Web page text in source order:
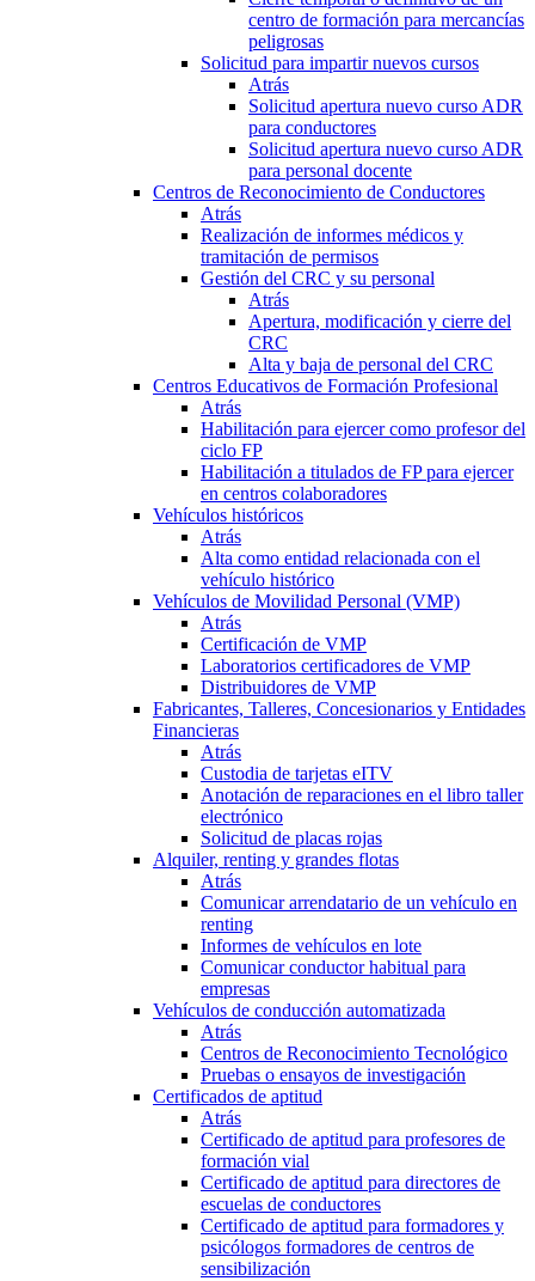
centro de formación para mercancías
peligrosas
Solicitud para impartir nuevos cursos
Atrás
Solicitud apertura nuevo curso ADR
para conductores
Solicitud apertura nuevo curso ADR
para personal docente
Centros de Reconocimiento de Conductores
Atrás
Realización de informes médicos y
tramitación de permisos
Gestión del CRC y su personal
Atrás
Apertura, modificación y cierre del
CRC
Alta y baja de personal del CRC
Centros Educativos de Formación Profesional
Atrás
Habilitación para ejercer como profesor del
ciclo FP
Habilitación a titulados de FP para ejercer
en centros colaboradores
Vehículos históricos
Atrás
Alta como entidad relacionada con el
vehículo histórico
Vehículos de Movilidad Personal (VMP)
Atrás
Certificación de VMP
Laboratorios certificadores de VMP
Distribuidores de VMP
Fabricantes, Talleres, Concesionarios y Entidades
Financieras
Atrás
Custodia de tarjetas eITV
Anotación de reparaciones en el libro taller
electrónico
Solicitud de placas rojas
Alquiler, renting y grandes flotas
Atrás
Comunicar arrendatario de un vehículo en
renting
Informes de vehículos en lote
Comunicar conductor habitual para
empresas
Vehículos de conducción automatizada
Atrás
Centros de Reconocimiento Tecnológico
Pruebas o ensayos de investigación
Certificados de aptitud
Atrás
Certificado de aptitud para profesores de
formación vial
Certificado de aptitud para directores de
escuelas de conductores
Certificado de aptitud para formadores y
psicólogos formadores de centros de
sensibilización